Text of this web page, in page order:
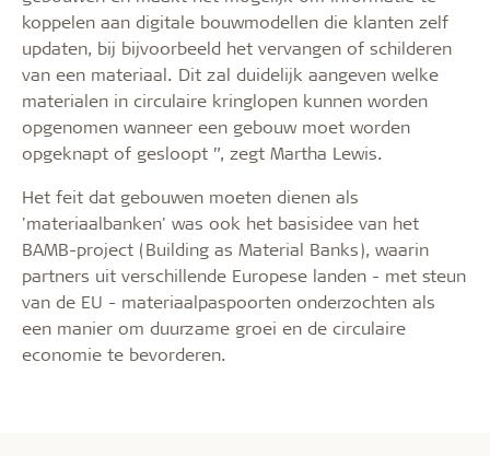
koppelen aan digitale bouwmodellen die klanten zelf
updaten, bij bijvoorbeeld het vervangen of schilderen
van een materiaal. Dit zal duidelijk aangeven welke
materialen in circulaire kringlopen kunnen worden
opgenomen wanneer een gebouw moet worden
opgeknapt of gesloopt ”, zegt Martha Lewis.
Het feit dat gebouwen moeten dienen als
'materiaalbanken' was ook het basisidee van het
BAMB-project (Building as Material Banks), waarin
partners uit verschillende Europese landen - met steun
van de EU - materiaalpaspoorten onderzochten als
een manier om duurzame groei en de circulaire
economie te bevorderen.